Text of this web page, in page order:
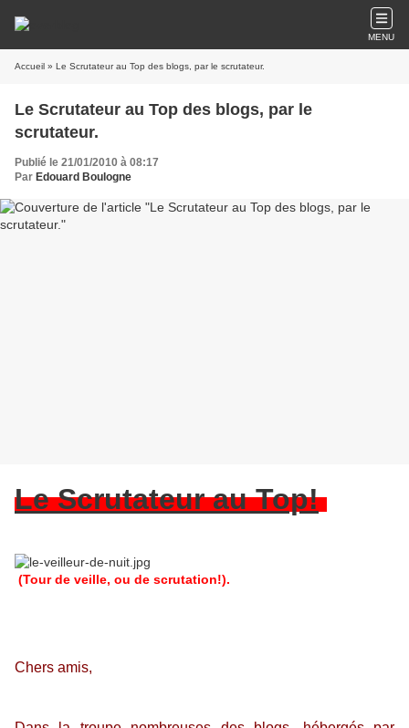
MENU
Accueil » Le Scrutateur au Top des blogs, par le scrutateur.
Le Scrutateur au Top des blogs, par le
scrutateur.
Publié le 21/01/2010 à 08:17
Par Edouard Boulogne
Le Scrutateur au Top!
(Tour de veille, ou de scrutation!).
Chers amis,